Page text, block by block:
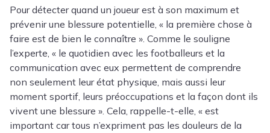
Pour détecter quand un joueur est à son maximum et
prévenir une blessure potentielle, « la première chose à
faire est de bien le connaître ». Comme le souligne
l’experte, « le quotidien avec les footballeurs et la
communication avec eux permettent de comprendre
non seulement leur état physique, mais aussi leur
moment sportif, leurs préoccupations et la façon dont ils
vivent une blessure ». Cela, rappelle-t-elle, « est
important car tous n’expriment pas les douleurs de la